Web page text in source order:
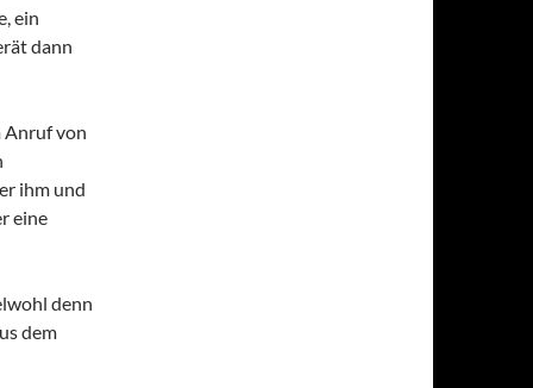
ein
dann
von
ihm und
eine
denn
dem